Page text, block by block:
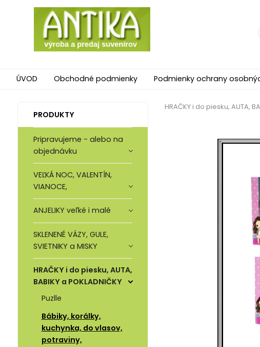
ÚVOD Obchodné podmienky Podmienky ochrany
PRODUKTY
Pripravujeme - alebo na
objednávku
VEĽKÁ NOC, VALENTÍN,
VIANOCE,
ANJELIKY veľké i malé
SKLENENÉ VÁZY, GULE,
SVIETNIKY a MISKY
HRAČKY i do piesku, AUTA,
BABIKY a POKLADNIČKY
Puzlle
Bábiky, korálky,
kuchynka, do vlasov,
potraviny,
HRAČKY i do piesku, AUTA,